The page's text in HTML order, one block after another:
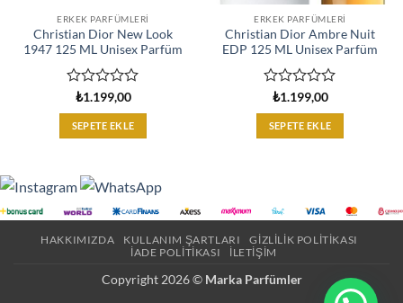
ERKEK PARFÜMLERI
Christian Dior New Look
1947 125 ML Unisex Parfüm
üzerinden
0
oy
₺1.199,00
SEPETE EKLE
ERKEK PARFÜMLERI
Christian Dior Ambre Nuit
EDP 125 ML Unisex Parfüm
üzerinden
0
oy
₺1.199,00
SEPETE EKLE
HAKKIMIZDA KULLANIM ŞARTLARI
GIZLILIK POLITIKASI
İADE POLITIKASI
İLETIŞIM
Copyright 2026 © Marka Parfümler